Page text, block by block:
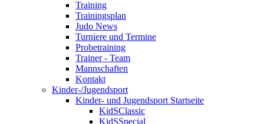
Training
Trainingsplan
Judo News
Turniere und Termine
Probetraining
Trainer - Team
Mannschaften
Kontakt
Kinder-/Jugendsport
Kinder- und Jugendsport Startseite
KidSClassic
KidSSpecial